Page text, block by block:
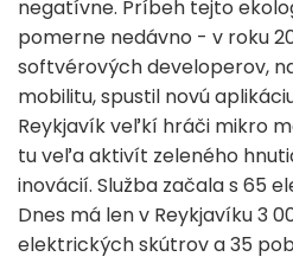
negatívne. Príbeh tejto
pomerne nedávno - v roku
softvérových developerov,
mobilitu, spustil novú
Reykjavík veľkí hráči mikro
tu veľa aktivít zeleného
inovácií. Služba začala s 65
Dnes má len v Reykjavíku 3
elektrických skútrov a 35